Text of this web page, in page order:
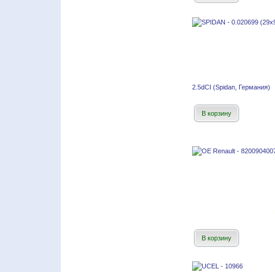
2.5dCI (Spidan, Германия)
В корзину
В корзину